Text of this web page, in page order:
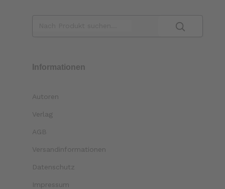
Informationen
Autoren
Verlag
AGB
Versandinformationen
Datenschutz
Impressum